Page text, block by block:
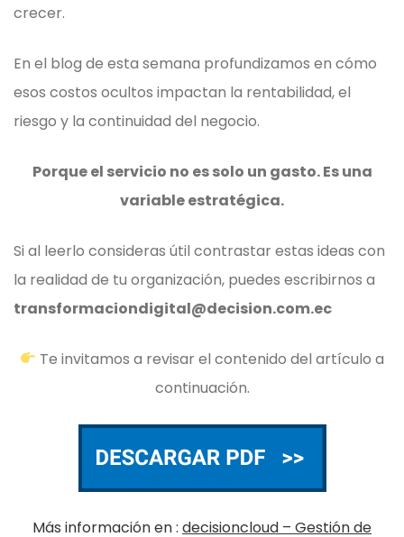
crecer.
En el blog de esta semana profundizamos en cómo
esos costos ocultos impactan la rentabilidad, el
riesgo y la continuidad del negocio.
Porque el servicio no es solo un gasto. Es una
variable estratégica.
Si al leerlo consideras útil contrastar estas ideas con
la realidad de tu organización, puedes escribirnos a
transformaciondigital@decision.com.ec
Te invitamos a revisar el contenido del artículo a
continuación.
Más información en : decisioncloud – Gestión de